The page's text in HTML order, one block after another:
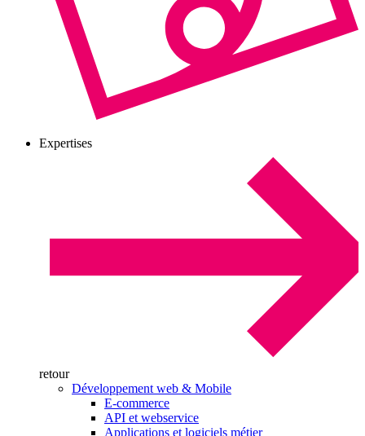
Expertises
retour
Développement web & Mobile
E-commerce
API et webservice
Applications et logiciels métier